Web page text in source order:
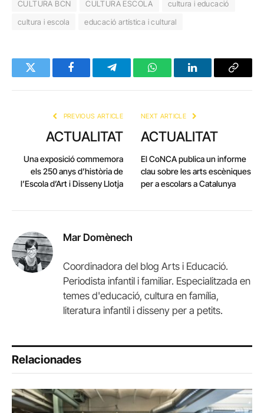
CULTURA BCN
CULTURA ESCOLA
cultura i educació
cultura i escola
educació artística i cultural
Twitter FacebookTelegramWhatsAppLinkedInCopy
PREVIOUS ARTICLE
ACTUALITAT
Una exposició commemora
els 250 anys d’història de
l’Escola d’Art i Disseny Llotja
NEXT ARTICLE
ACTUALITAT
El CoNCA publica un informe
clau sobre les arts escèniques
per a escolars a Catalunya
Mar Domènech
Coordinadora del blog Arts i Educació.
Periodista infantil i familiar. Especialitzada en
temes d'educació, cultura en família,
literatura infantil i disseny per a petits.
Relacionades